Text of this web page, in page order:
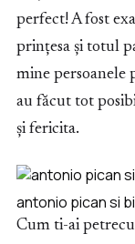
perfect! A fost
prințesa și totul
mine persoanele
au făcut tot
și fericita.
antonio pican si
Cum ti-ai